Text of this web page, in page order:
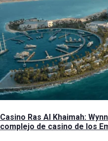
Casino Ras Al Khaimah:
complejo de casino de los